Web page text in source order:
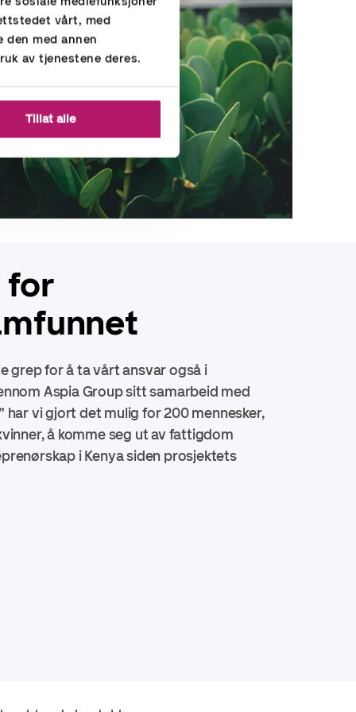
vårt, med
med annen
av tjenestene deres.
Tillat alle
for
grep for å ta vårt ansvar også i
Aspia Group sitt samarbeid med
har vi gjort det mulig for 200 mennesker,
å komme seg ut av fattigdom
i Kenya siden prosjektets